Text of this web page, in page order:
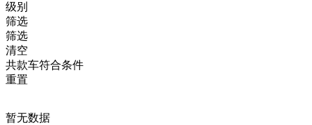
级别
筛选
筛选
清空
共款车符合条件
重置
暂无数据